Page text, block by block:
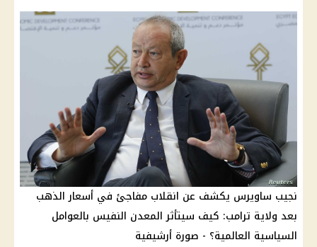
نجيب ساويرس يكشف عن انقلاب مفاجئ في أسعار الذهب
بعد ولاية ترامب: كيف سيتأثر المعدن النفيس بالعوامل
السياسية العالمية؟ - صورة أرشيفية